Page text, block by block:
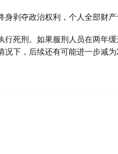
剥夺政治权利，个人全部财产
死刑。如果服刑人员在两年
下，后续还有可能进一步减为